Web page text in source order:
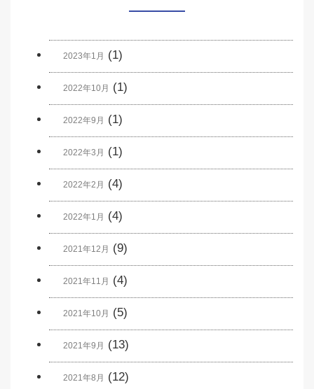
2023年1月 (1)
2022年10月 (1)
2022年9月 (1)
2022年3月 (1)
2022年2月 (4)
2022年1月 (4)
2021年12月 (9)
2021年11月 (4)
2021年10月 (5)
2021年9月 (13)
2021年8月 (12)